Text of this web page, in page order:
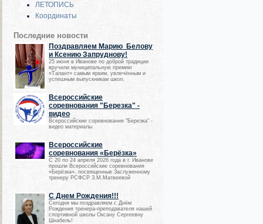
ЛЕТОПИСЬ
Координаты
Последние новости
Поздравляем Марию Белову
и Ксению Запруднову!
25 июня в Иванове по доброй традиции
вручили муниципальную премию
«Талант» самым ярким, увлечённым и
успешным выпускникам школ.
Всероссийские
соревнования "Березка" -
видео
Всероссийские соревнования "Березка" -
видео материалы
Всероссийские
соревнования «Берёзка»
С 20 по 24 апреля 2026 года в г. Иванове
прошли Всероссийские соревнования
«Берёзка», посвященные Заслуженному
тренеру РСФСР З.М.Матвеевой
С Днем Рождения!!!
Сегодня мы поздравляем с Днём
Рождения тренера-преподавателя нашей
спортивной школы Оксану Сергеевну
Шнабель!